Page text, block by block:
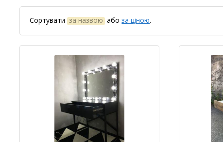
Сортувати за назвою абоза ціною.